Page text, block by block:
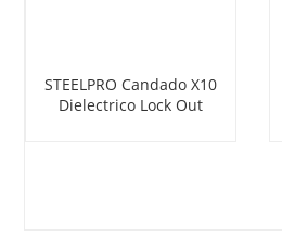
STEELPRO Candado X10
Dielectrico Lock Out